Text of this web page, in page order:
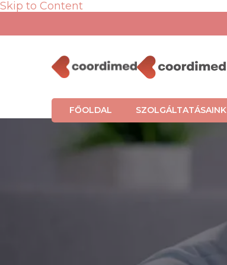
Skip to Content
FŐOLDAL SZOLGÁLTATÁSAINK